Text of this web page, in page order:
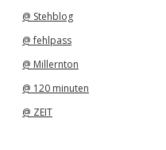
@ Stehblog
@ fehlpass
@ Millernton
@ 120 minuten
@ ZEIT